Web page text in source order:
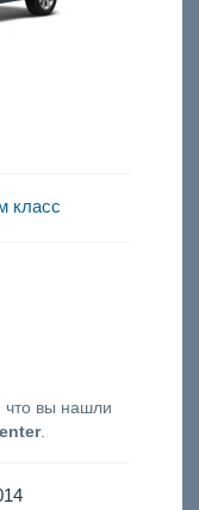
класс
что вы нашли
.